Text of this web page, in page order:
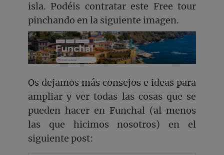
isla. Podéis contratar este Free tour
pinchando en la siguiente imagen.
Os dejamos más consejos e ideas para
ampliar y ver todas las cosas que se
pueden hacer en Funchal (al menos
las que hicimos nosotros) en el
siguiente post: